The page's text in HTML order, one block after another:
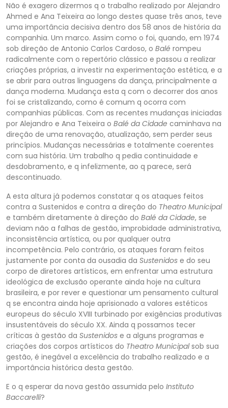
Não é exagero dizermos q o trabalho realizado por Alejandro
Ahmed e Ana Teixeira ao longo destes quase três anos, teve
uma importância decisiva dentro dos 58 anos de história da
companhia. Um marco. Assim como o foi, quando, em 1974
sob direção de Antonio Carlos Cardoso, o Balé rompeu
radicalmente com o repertório clássico e passou a realizar
criações próprias, a investir na experimentação estética, e a
se abrir para outras linguagens da dança, principalmente a
dança moderna. Mudança esta q com o decorrer dos anos
foi se cristalizando, como é comum q ocorra com
companhias públicas. Com as recentes mudanças iniciadas
por Alejandro e Ana Teixeira o Balé da Cidade caminhava na
direção de uma renovação, atualização, sem perder seus
princípios. Mudanças necessárias e totalmente coerentes
com sua história. Um trabalho q pedia continuidade e
desdobramento, e q infelizmente, ao q parece, será
descontinuado.
A esta altura já podemos constatar q os ataques feitos
contra a Sustenidos e contra a direção do Theatro Municipal
e também diretamente à direção do Balé da Cidade, se
deviam não a falhas de gestão, improbidade administrativa,
inconsistência artística, ou por qualquer outra
incompetência. Pelo contrário, os ataques foram feitos
justamente por conta da ousadia da Sustenidos e do seu
corpo de diretores artísticos, em enfrentar uma estrutura
ideológica de exclusão operante ainda hoje na cultura
brasileira, e por rever e questionar um pensamento cultural
q se encontra ainda hoje aprisionado a valores estéticos
europeus do século XVIII turbinado por exigências produtivas
insustentáveis do século XX. Ainda q possamos tecer
críticas à gestão da Sustenidos e a alguns programas e
criações dos corpos artísticos do Theatro Municipalsob sua
gestão, é inegável a excelência do trabalho realizado e a
importância histórica desta gestão.
E o q esperar da nova gestão assumida pelo Instituto
Baccarelli?